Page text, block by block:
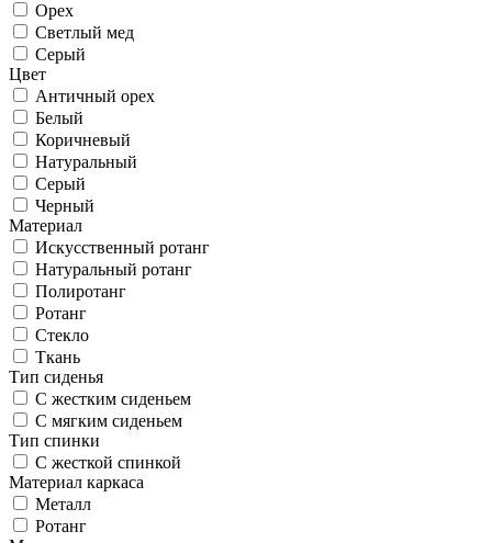
Орех
Светлый мед
Серый
Цвет
Античный орех
Белый
Коричневый
Натуральный
Серый
Черный
Материал
Искусственный ротанг
Натуральный ротанг
Полиротанг
Ротанг
Стекло
Ткань
Тип сиденья
С жестким сиденьем
С мягким сиденьем
Тип спинки
С жесткой спинкой
Материал каркаса
Металл
Ротанг